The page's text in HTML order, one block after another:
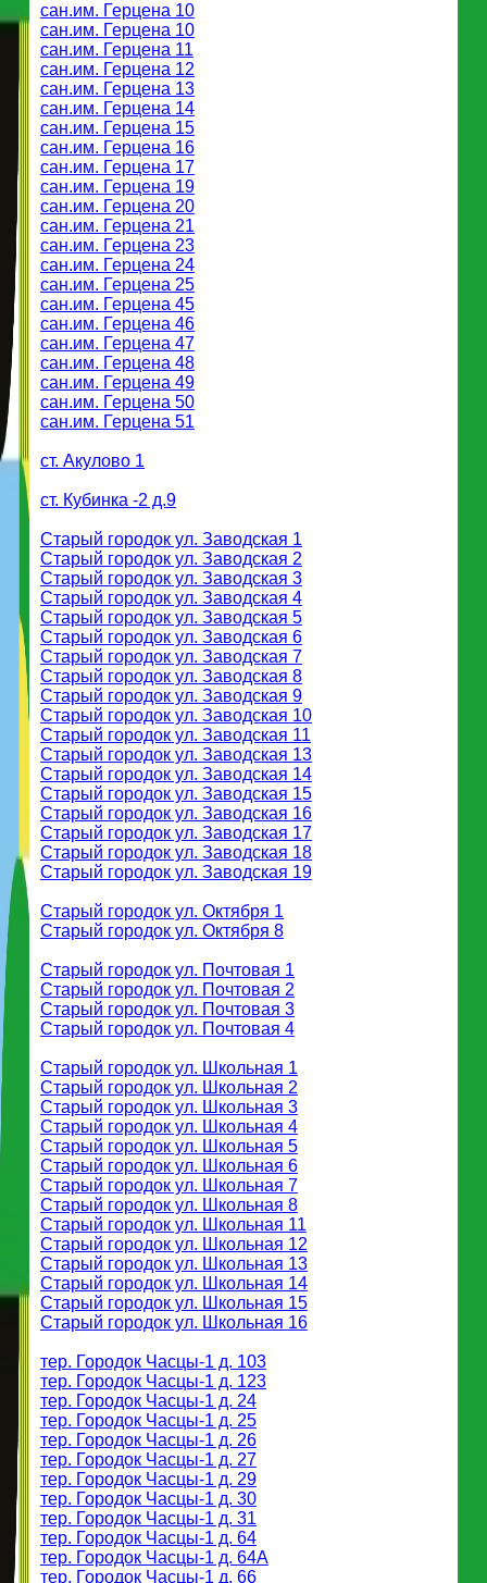
сан.им. Герцена 10
сан.им. Герцена 10
сан.им. Герцена 11
сан.им. Герцена 12
сан.им. Герцена 13
сан.им. Герцена 14
сан.им. Герцена 15
сан.им. Герцена 16
сан.им. Герцена 17
сан.им. Герцена 19
сан.им. Герцена 20
сан.им. Герцена 21
сан.им. Герцена 23
сан.им. Герцена 24
сан.им. Герцена 25
сан.им. Герцена 45
сан.им. Герцена 46
сан.им. Герцена 47
сан.им. Герцена 48
сан.им. Герцена 49
сан.им. Герцена 50
сан.им. Герцена 51
ст. Акулово 1
ст. Кубинка -2 д.9
Старый городок ул. Заводская 1
Старый городок ул. Заводская 2
Старый городок ул. Заводская 3
Старый городок ул. Заводская 4
Старый городок ул. Заводская 5
Старый городок ул. Заводская 6
Старый городок ул. Заводская 7
Старый городок ул. Заводская 8
Старый городок ул. Заводская 9
Старый городок ул. Заводская 10
Старый городок ул. Заводская 11
Старый городок ул. Заводская 13
Старый городок ул. Заводская 14
Старый городок ул. Заводская 15
Старый городок ул. Заводская 16
Старый городок ул. Заводская 17
Старый городок ул. Заводская 18
Старый городок ул. Заводская 19
Старый городок ул. Октября 1
Старый городок ул. Октября 8
Старый городок ул. Почтовая 1
Старый городок ул. Почтовая 2
Старый городок ул. Почтовая 3
Старый городок ул. Почтовая 4
Старый городок ул. Школьная 1
Старый городок ул. Школьная 2
Старый городок ул. Школьная 3
Старый городок ул. Школьная 4
Старый городок ул. Школьная 5
Старый городок ул. Школьная 6
Старый городок ул. Школьная 7
Старый городок ул. Школьная 8
Старый городок ул. Школьная 11
Старый городок ул. Школьная 12
Старый городок ул. Школьная 13
Старый городок ул. Школьная 14
Старый городок ул. Школьная 15
Старый городок ул. Школьная 16
тер. Городок Часцы-1 д. 103
тер. Городок Часцы-1 д. 123
тер. Городок Часцы-1 д. 24
тер. Городок Часцы-1 д. 25
тер. Городок Часцы-1 д. 26
тер. Городок Часцы-1 д. 27
тер. Городок Часцы-1 д. 29
тер. Городок Часцы-1 д. 30
тер. Городок Часцы-1 д. 31
тер. Городок Часцы-1 д. 64
тер. Городок Часцы-1 д. 64А
тер. Городок Часцы-1 д. 66